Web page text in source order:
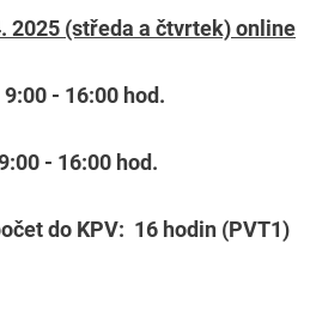
2025 (středa a čtvrtek) online
- 16:00 hod.
16:00 hod.
do KPV: 16 hodin (PVT1)